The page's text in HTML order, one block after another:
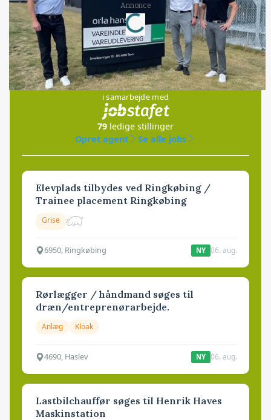
Annonce
Loading...
Jobs
i samarbejde med
79 ledige stillinger
Opret agent
Se alle jobs
Elevplads tilbydes ved Ringkøbing /
Trainee placement Ringkøbing
Grise
6950, Ringkøbing NY 06. aug.
Rørlægger / håndmand søges til
dræn/entreprenørarbejde.
Anlæg Kloak
4690, Haslev NY 06. aug.
Lastbilchauffør søges til Henrik Haves
Maskinstation